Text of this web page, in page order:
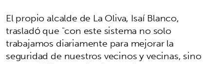
El propio alcalde de La Oliva, Isaí Blanco,
trasladó que "con este sistema no solo
trabajamos diariamente para mejorar la
seguridad de nuestros vecinos y vecinas, sino